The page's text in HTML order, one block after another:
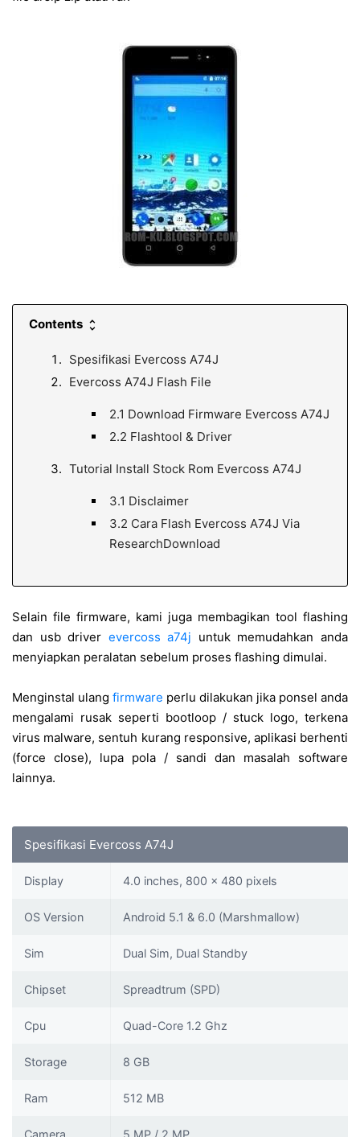
Contents
Spesifikasi Evercoss A74J
Evercoss A74J Flash File
2.1 Download Firmware Evercoss A74J
2.2 Flashtool & Driver
Tutorial Install Stock Rom Evercoss A74J
3.1 Disclaimer
3.2 Cara Flash Evercoss A74J Via
ResearchDownload
Selain file firmware, kami juga membagikan tool flashing
dan usb driver evercoss a74j untuk memudahkan anda
menyiapkan peralatan sebelum proses flashing dimulai.
Menginstal ulang firmware perlu dilakukan jika ponsel anda
mengalami rusak seperti bootloop / stuck logo, terkena
virus malware, sentuh kurang responsive, aplikasi berhenti
(force close), lupa pola / sandi dan masalah software
lainnya.
Spesifikasi Evercoss A74J
Display 4.0 inches, 800 x 480 pixels
OS Version Android 5.1 & 6.0 (Marshmallow)
Sim Dual Sim, Dual Standby
Chipset Spreadtrum (SPD)
Cpu Quad-Core 1.2 Ghz
Storage 8 GB
Ram 512 MB
Camera 5 MP / 2 MP